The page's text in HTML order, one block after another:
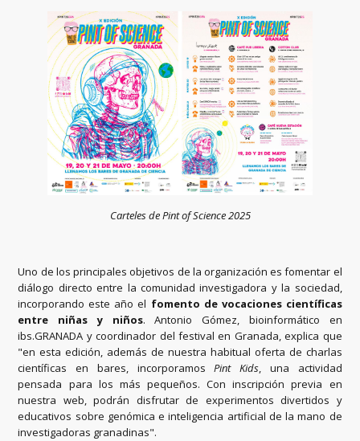
Carteles de Pint of Science 2025
Uno de los principales objetivos de la organización es fomentar el
diálogo directo entre la comunidad investigadora y la sociedad,
incorporando este año el fomento de vocaciones científicas
entre niñas y niños. Antonio Gómez, bioinformático en
ibs.GRANADA y coordinador del festival en Granada, explica que
"en esta edición, además de nuestra habitual oferta de charlas
científicas en bares, incorporamosPint Kids, una actividad
pensada para los más pequeños. Con inscripción previa en
nuestra web, podrán disfrutar de experimentos divertidos y
educativos sobre genómica e inteligencia artificial de la mano de
investigadoras granadinas".